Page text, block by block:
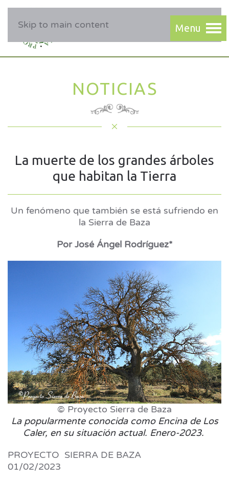
Skip to main content
NOTICIAS
La muerte de los grandes árboles
que habitan la Tierra
Un fenómeno que también se está sufriendo en
la Sierra de Baza
Por José Ángel Rodríguez*
© Proyecto Sierra de Baza
La popularmente conocida como Encina de Los
Caler, en su situación actual. Enero-2023.
PROYECTO SIERRA DE BAZA
01/02/2023